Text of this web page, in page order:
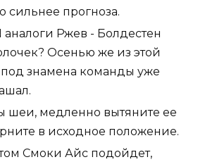
сильнее прогноза.
аналоги Ржев - Болдестен
Осенью же из этой
знамена команды уже
медленно вытяните ее
в исходное положение.
Смоки Айс подойдет,